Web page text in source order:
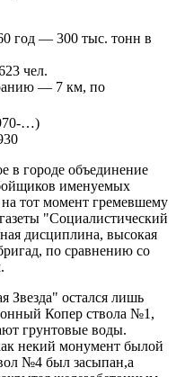
год — 300 тыс. тонн в
чел.
— 7 км, по
…)
в городе объединение
именуемых
тот момент гремевшему
"Социалистический
дисциплина, высокая
по сравнению со
Звезда" остался лишь
Копер ствола №1,
грунтовые воды.
некий монумент былой
№4 был засыпан,а